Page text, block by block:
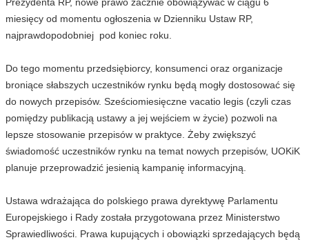
miesięcy od momentu ogłoszenia w Dzienniku Ustaw RP,
najprawdopodobniej pod koniec roku.
Do tego momentu przedsiębiorcy, konsumenci oraz organizacje
broniące słabszych uczestników rynku będą mogły dostosować się
do nowych przepisów. Sześciomiesięczne vacatio legis (czyli czas
pomiędzy publikacją ustawy a jej wejściem w życie) pozwoli na
lepsze stosowanie przepisów w praktyce. Żeby zwiększyć
świadomość uczestników rynku na temat nowych przepisów, UOKiK
planuje przeprowadzić jesienią kampanię informacyjną.
Ustawa wdrażająca do polskiego prawa dyrektywę Parlamentu
Europejskiego i Rady została przygotowana przez Ministerstwo
Sprawiedliwości. Prawa kupujących i obowiązki sprzedających będą